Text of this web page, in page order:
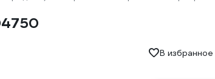
В избранное